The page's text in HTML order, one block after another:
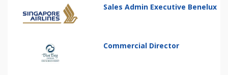
Sales Admin Executive Benelux
Commercial Director